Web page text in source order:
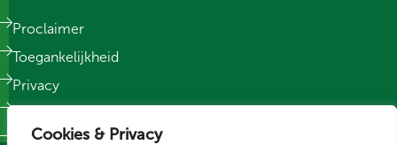
Cookies & Privacy
Proclaimer
Toegankelijkheid
Privacy
Sitemap